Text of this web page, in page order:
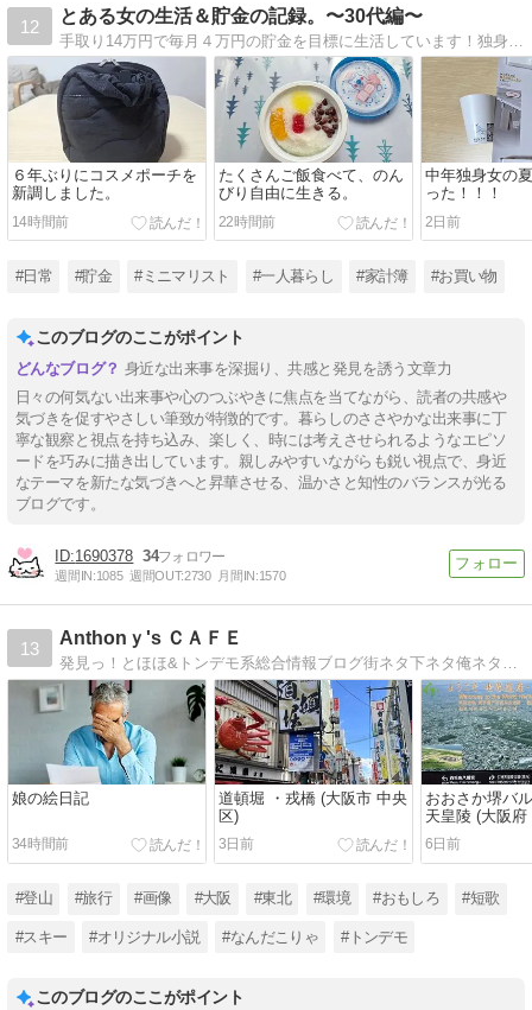
12
とある女の生活＆貯金の記録。〜30代編〜
６年ぶりにコスメポーチを
新調しました。
14時間前
たくさんご飯食べて、のん
びり自由に生きる。
22時間前
中年独身女の
った！！！
2日前
#日常 #貯金 #ミニマリスト #一人暮らし #家計簿 #お買い物
このブログのここがポイント
身近な出来事を深掘り、共感と発見を誘う文章力
日々の何気ない出来事や心のつぶやきに焦点を当てながら、読者の共感や
気づきを促すやさしい筆致が特徴的です。暮らしのささやかな出来事に丁
寧な観察と視点を持ち込み、楽しく、時には考えさせられるようなエピソ
ードを巧みに描き出しています。親しみやすいながらも鋭い視点で、身近
なテーマを新たな気づきへと昇華させる、温かさと知性のバランスが光る
ブログです。
1690378 34
週間IN:1085 週間OUT:2730 月間IN:1570
13
Anthonｙ's ＣＡＦＥ
娘の絵日記
34時間前
道頓堀 ・戎橋 (大阪市 中央
区)
3日前
おおさか堺バ
天皇陵 (大阪府
6日前
#登山 #旅行 #画像 #大阪 #東北 #環境 #おもしろ #短歌
#スキー #オリジナル小説 #なんだこりゃ #トンデモ
このブログのここがポイント